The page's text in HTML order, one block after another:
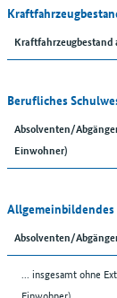
Kraftfahrzeugbestand
Berufliches
Absolventen/
Einwohner)
Allgemeinbildendes
Absolventen/
... insgesamt ohne
Einwohner)